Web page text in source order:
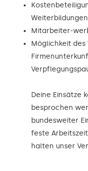
Weiterbildungen
Mitarbeiter-
Möglichkeit des
Deine Einsätze
besprochen
bundesweiter
feste
halten unser